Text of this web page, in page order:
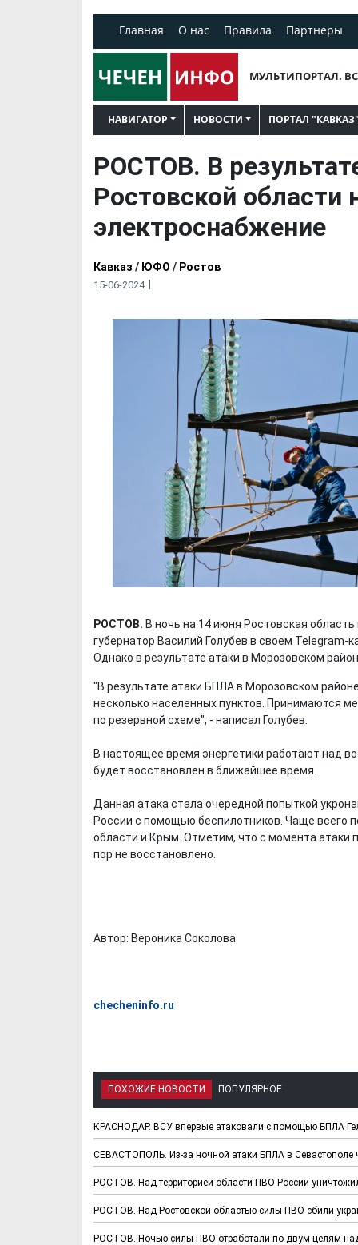
Главная О нас Правила Партнеры
МУЛЬТИПОРТАЛ.
НАВИГАТОР НОВОСТИ ПОРТАЛ "КАВКАЗ"
РОСТОВ. В
Ростовской области
электроснабжение
Кавказ / ЮФО / Ростов
15-06-2024
РОСТОВ. В ночь на 14 июня Ростовская
губернатор Василий Голубев в своем Telegram-
Однако в результате атаки в Морозовском
"В результате атаки БПЛА в Морозовском
несколько населенных пунктов. Принимаются
по резервной схеме", - написал Голубев.
В настоящее время энергетики работают над
будет восстановлен в ближайшее время.
Данная атака стала очередной попыткой
России с помощью беспилотников. Чаще всего
области и Крым. Отметим, что с момента атаки
пор не восстановлено.
Автор: Вероника Соколова
checheninfo.ru
ПОХОЖИЕ НОВОСТИ ПОПУЛЯРНОЕ
КРАСНОДАР. ВСУ впервые атаковали с помощью БПЛА
СЕВАСТОПОЛЬ. Из-за ночной атаки БПЛА в Севастополе
РОСТОВ. Над территорией области ПВО России
РОСТОВ. Над Ростовской областью силы ПВО сбили
РОСТОВ. Ночью силы ПВО отработали по двум целям